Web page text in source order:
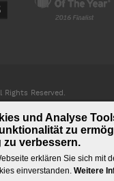
Rights Reserved.
AG
AGB iNovitas
Datenschutz
Downloads
und Analyse
zu
zu verbessern.
erklären Sie sich mit
einverstanden. Weitere